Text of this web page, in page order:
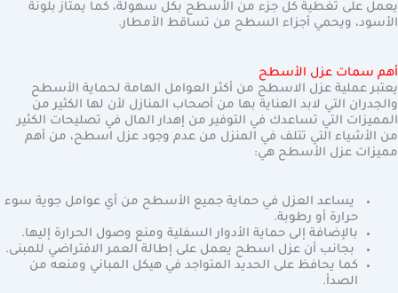
يعمل على تغطية كل جزء من الأسطح بكل سهولة، كما يمتاز بلونة
الأسود، ويحمي أجزاء السطح من تساقط الأمطار.
أهم سمات عزل الأسطح
يعتبر عملية عزل الاسطح من أكثر العوامل الهامة لحماية الأسطح
والجدران التي لابد العناية بها من أصحاب المنازل لأن لها الكثير من
المميزات التي تساعدك في التوفير من إهدار المال في تصليحات الكثير
من الأشياء التي تتلف في المنزل من عدم وجود عزل اسطح، من أهم
مميزات عزل الأسطح هي:
يساعد العزل في حماية جميع الأسطح من أي عوامل جوية سوء
حرارة أو رطوبة.
بالإضافة إلى حماية الأدوار السفلية ومنع وصول الحرارة إليها.
بجانب أن عزل اسطح يعمل على إطالة العمر الافتراضي للمبنى.
كما يحافظ على الحديد المتواجد في هيكل المباني ومنعه من
الصدأ.